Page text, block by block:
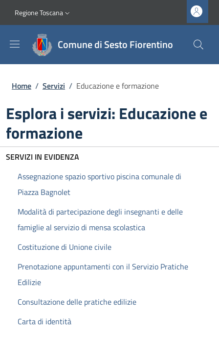
Slim top
Regione Toscana
Comune di Sesto Fiorentino
Briciole di pane
Home / Servizi / Educazione e formazione
Esplora i servizi: Educazione e
formazione
SERVIZI IN EVIDENZA
Assegnazione spazio sportivo piscina comunale di
Piazza Bagnolet
Modalità di partecipazione degli insegnanti e delle
famiglie al servizio di mensa scolastica
Costituzione di Unione civile
Prenotazione appuntamenti con il Servizio Pratiche
Edilizie
Consultazione delle pratiche edilizie
Carta di identità